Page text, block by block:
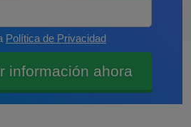
Política de Privacidad